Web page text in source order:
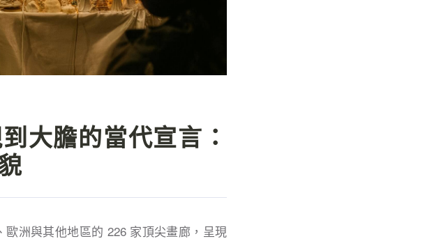
大膽的當代宣言：
洲與其他地區的 226 家頂尖畫廊，呈現